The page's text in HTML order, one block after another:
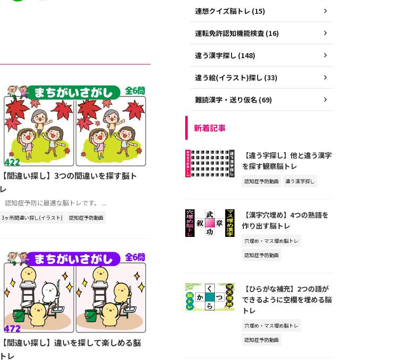
【間違い探し】3つの間違いを探す脳ト
レ
認知症予防に最適な脳トレです。 ...
3ヶ所間違い探し(イラスト) 認知症予防動画
【間違い探し】違いを探して楽しめる脳
トレ
連想クイズ脳トレ (15)
運転免許認知機能検査 (16)
違う漢字探し (148)
違う絵(イラスト)探し (33)
難読漢字・送り仮名 (69)
新着記事
【違う字探し】他と違う漢字
を探す観察脳トレ
認知症予防動画 違う漢字探し
【漢字穴埋め】4つの熟語を
作り出す脳トレ
穴埋め・マス埋め脳トレ
認知症予防動画
【ひらがな補充】2つの語が
できるように空欄を埋める脳
トレ
穴埋め・マス埋め脳トレ
認知症予防動画